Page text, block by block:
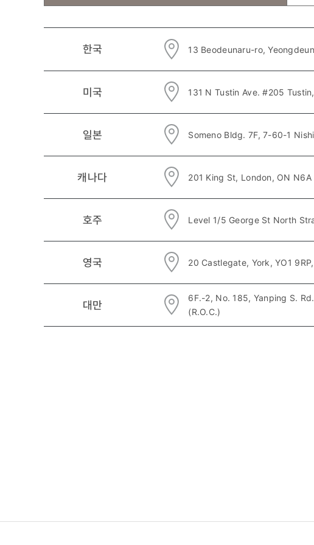
테
한국 13 Beodeunaru-ro,
미국 131 N Tustin Ave. #205
일본 Someno Bldg. 7F, 7-60-1
캐나다 201 King St, London, ON N6A
호주 Level 1/5 George St North
영국 20 Castlegate, York, YO1
대만
6F.-2, No. 185, Yanping S.
(R.O.C.)